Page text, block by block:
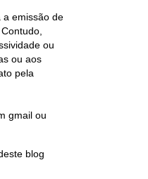
a emissão de
ou
ou aos
pela
gmail ou
blog